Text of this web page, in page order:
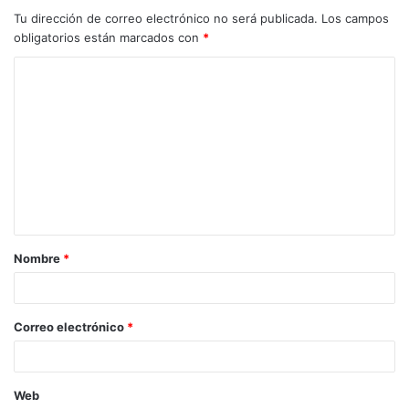
Tu dirección de correo electrónico no será publicada. Los campos
obligatorios están marcados con *
Nombre *
Correo electrónico *
Web